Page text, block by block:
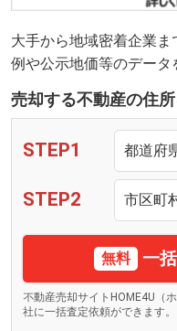
大手から地域密着企業ま
例や公示地価等のデータ
売却する不動産の住
STEP1
STEP2
無料 一
不動産売却サイトHOME4U（
社に一括査定依頼ができます。